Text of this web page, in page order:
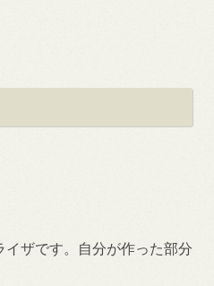
ザです。自分が作った部分